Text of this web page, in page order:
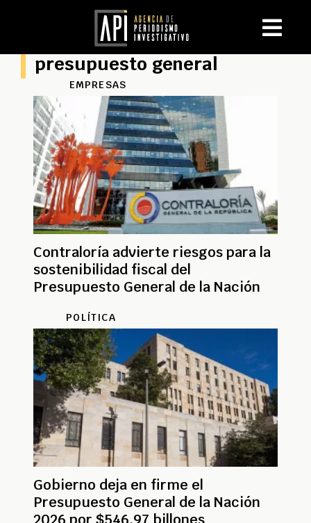
presupuesto general
EMPRESAS
Contraloría advierte riesgos para la
sostenibilidad fiscal del
Presupuesto General de la Nación
POLÍTICA
Gobierno deja en firme el
Presupuesto General de la Nación